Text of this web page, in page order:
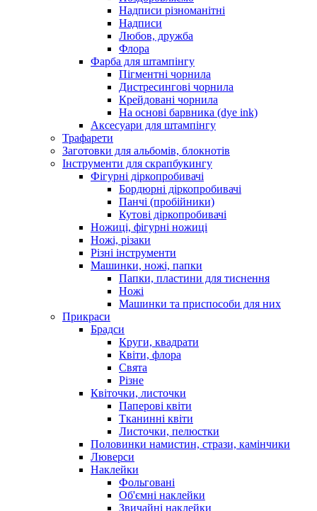
Надписи різноманітні
Надписи
Любов, дружба
Флора
Фарба для штампінгу
Пігментні чорнила
Дистресингові чорнила
Крейдовані чорнила
На основі барвника (dye ink)
Аксесуари для штампінгу
Трафарети
Заготовки для альбомів, блокнотів
Інструменти для скрапбукингу
Фігурні діркопробивачі
Бордюрні діркопробивачі
Панчі (пробійники)
Кутові діркопробивачі
Ножиці, фігурні ножиці
Ножі, різаки
Різні інструменти
Машинки, ножі, папки
Папки, пластини для тиснення
Ножі
Машинки та приспособи для них
Прикраси
Брадси
Круги, квадрати
Квіти, флора
Свята
Різне
Квіточки, листочки
Паперові квіти
Тканинні квіти
Листочки, пелюстки
Половинки намистин, стрази, камінчики
Люверси
Наклейки
Фольговані
Об'ємні наклейки
Звичайні наклейки